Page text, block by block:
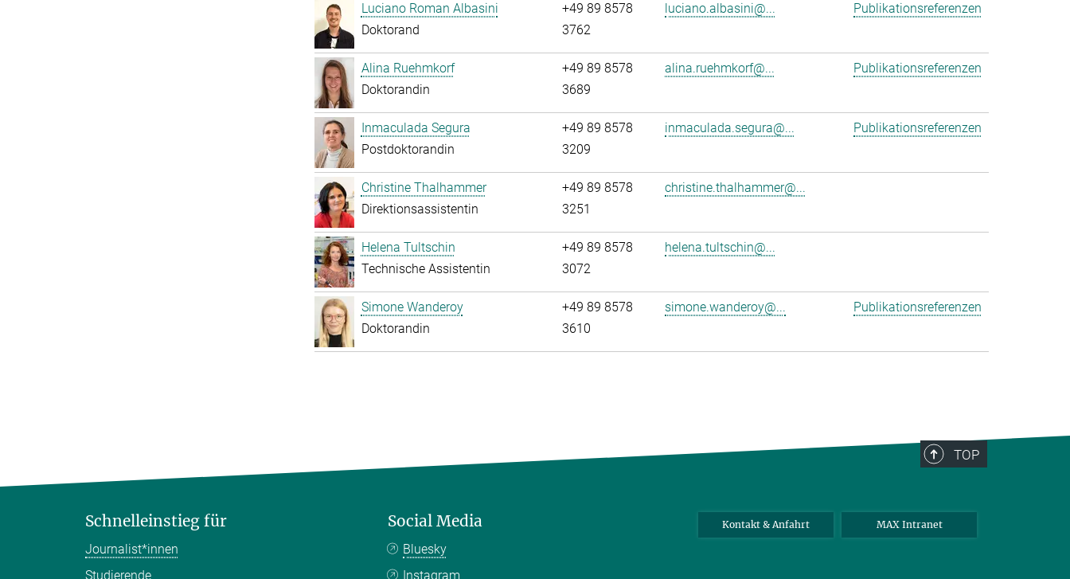
Luciano Roman Albasini
Doktorand
+49 89 8578
3762
luciano.albasini@... Publikationsreferenzen
Alina Ruehmkorf
Doktorandin
+49 89 8578
3689
alina.ruehmkorf@... Publikationsreferenzen
Inmaculada Segura
Postdoktorandin
+49 89 8578
3209
inmaculada.segura@... Publikationsreferenzen
Christine Thalhammer
Direktionsassistentin
+49 89 8578
3251
christine.thalhammer@...
Helena Tultschin
Technische Assistentin
+49 89 8578
3072
helena.tultschin@...
Simone Wanderoy
Doktorandin
+49 89 8578
3610
simone.wanderoy@... Publikationsreferenzen
TOP
Schnelleinstieg für
Journalist*innen
Studierende
Social Media
Bluesky
Instagram
Kontakt & Anfahrt MAX Intranet